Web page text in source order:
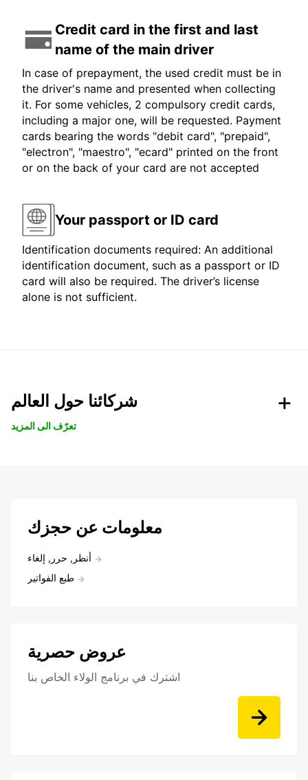
Credit card in the first and last
name of the main driver
In case of prepayment, the used credit must be in
the driver's name and presented when collecting
it. For some vehicles, 2 compulsory credit cards,
including a major one, will be requested. Payment
cards bearing the words "debit card", "prepaid",
"electron", "maestro", "ecard" printed on the front
or on the back of your card are not accepted
Your passport or ID card
Identification documents required: An additional
identification document, such as a passport or ID
card will also be required. The driver’s license
alone is not sufficient.
شركائنا حول العالم
تعرّف الى المزيد
معلومات عن حجزك
أنظر, حرر, إلغاء
طبع الفواتير
عروض حصرية
اشترك في برنامج الولاء الخاص بنا